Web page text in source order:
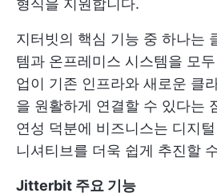
형식을 지원합니다.
지터빗의 핵심 기능 중 하나는
템과 온프레미스 시스템을 모
업이 기존 인프라와 새로운 클
을 원활하게 연결할 수 있다는
연성 덕분에 비즈니스는 디지
니셔티브를 더욱 쉽게 추진할
Jitterbit 주요 기능